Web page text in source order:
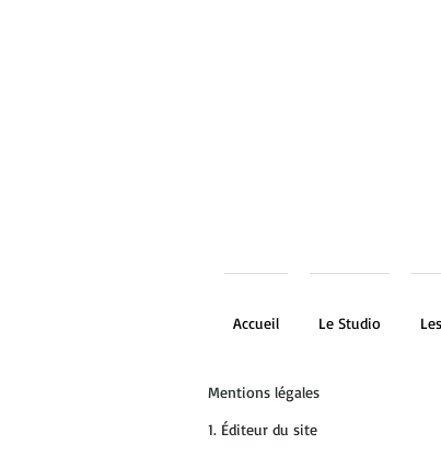
Accueil Le Studio
Mentions légales
1. Éditeur du site